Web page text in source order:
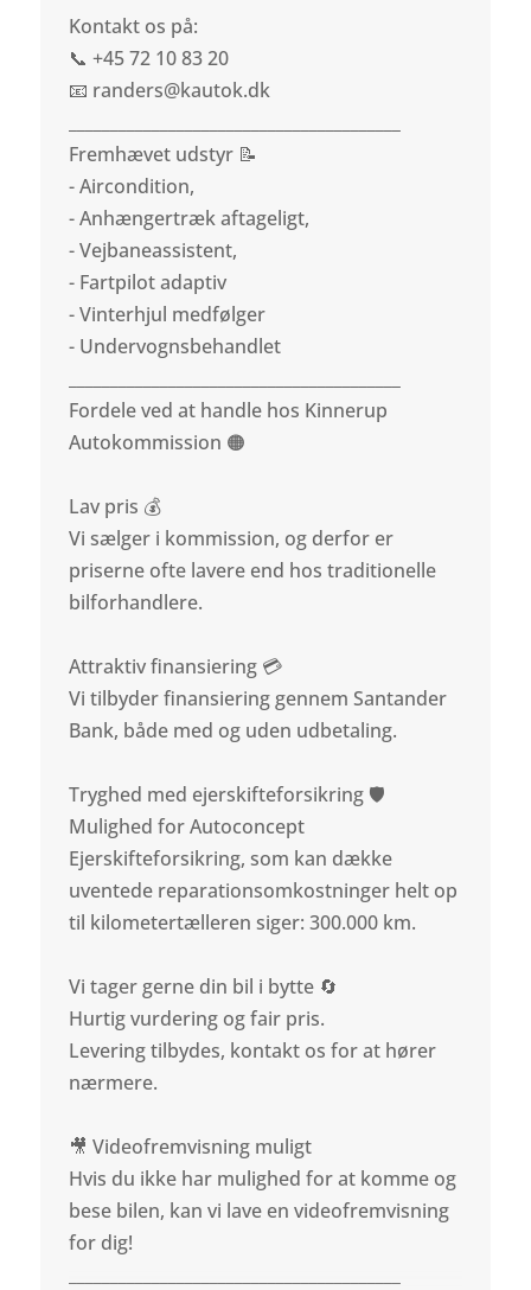
Kontakt os på:
📞 +45 72 10 83 20
📧 randers@kautok.dk
Fremhævet udstyr 📝
- Aircondition,
- Anhængertræk aftageligt,
- Vejbaneassistent,
- Fartpilot adaptiv
- Vinterhjul medfølger
- Undervognsbehandlet
Fordele ved at handle hos Kinnerup
Autokommission 🟠
Lav pris 💰
Vi sælger i kommission, og derfor er
priserne ofte lavere end hos traditionelle
bilforhandlere.
Attraktiv finansiering 💳
Vi tilbyder finansiering gennem Santander
Bank, både med og uden udbetaling.
Tryghed med ejerskifteforsikring 🛡️
Mulighed for Autoconcept
Ejerskifteforsikring, som kan dække
uventede reparationsomkostninger helt op
til kilometertælleren siger: 300.000 km.
Vi tager gerne din bil i bytte 🔄
Hurtig vurdering og fair pris.
Levering tilbydes, kontakt os for at hører
nærmere.
🎥 Videofremvisning muligt
Hvis du ikke har mulighed for at komme og
bese bilen, kan vi lave en videofremvisning
for dig!